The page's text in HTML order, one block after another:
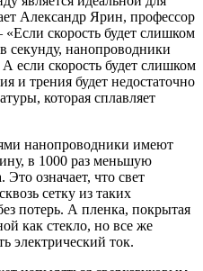
Александр Ярин, профессор
скорость будет слишком
секунду, нанопроводники
если скорость будет слишком
и трения будет недостаточно
которая сплавляет
нанопроводники имеют
в 1000 раз меньшую
означает, что свет
сетку из таких
потерь. А пленка, покрытая
как стекло, но все же
электрический ток.